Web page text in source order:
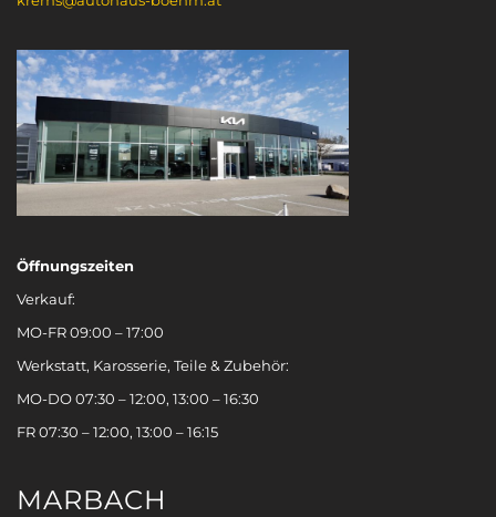
Öffnungszeiten
Verkauf:
MO-FR 09:00 – 17:00
Werkstatt, Karosserie, Teile & Zubehör:
MO-DO 07:30 – 12:00, 13:00 – 16:30
FR 07:30 – 12:00, 13:00 – 16:15
MARBACH